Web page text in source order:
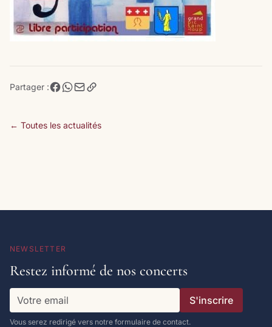
Partager :
← Toutes les actualités
NEWSLETTER
Restez informé de nos concerts
S'inscrire
Vous serez redirigé vers notre formulaire de contact.